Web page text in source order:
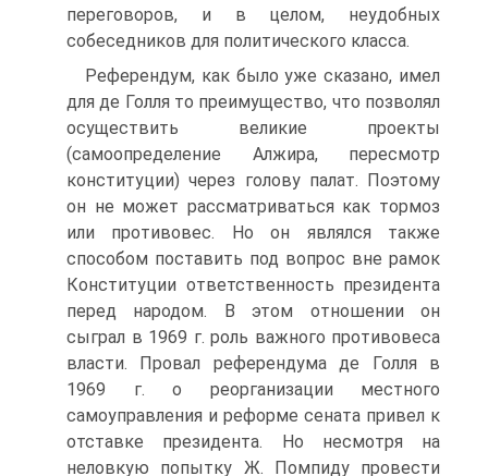
переговоров, и в целом, неудобных
собеседников для политического класса.
Референдум, как было уже сказано, имел
для де Голля то преимущество, что позволял
осуществить великие проекты
(самоопределение Алжира, пересмотр
конституции) через голову палат. Поэтому
он не может рассматриваться как тормоз
или противовес. Но он являлся также
способом поставить под вопрос вне рамок
Конституции ответственность президента
перед народом. В этом отношении он
сыграл в 1969 г. роль важного противовеса
власти. Провал референдума де Голля в
1969 г. о реорганизации местного
самоуправления и реформе сената привел к
отставке президента. Но несмотря на
неловкую попытку Ж. Помпиду провести